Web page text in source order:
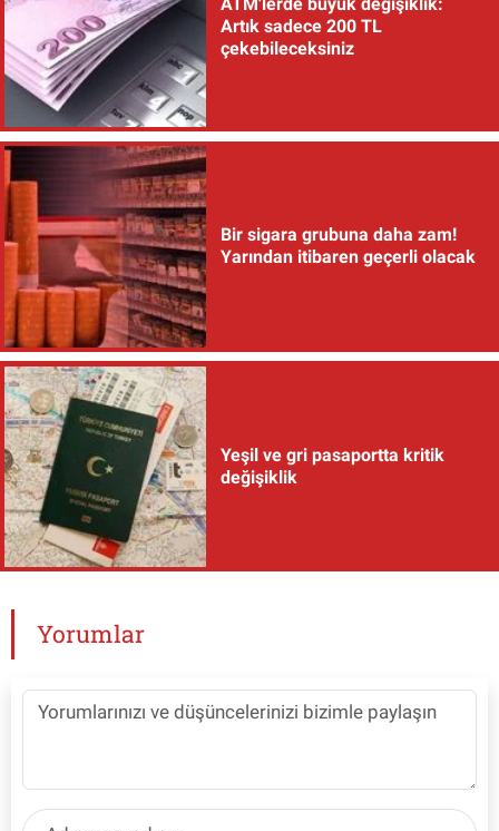
Artık sadece 200 TL
çekebileceksiniz
Bir sigara grubuna daha zam!
Yarından itibaren geçerli olacak
Yeşil ve gri pasaportta kritik
değişiklik
Yorumlar